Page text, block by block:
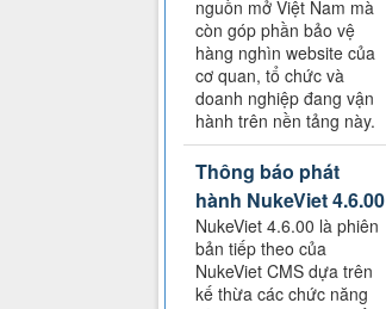
nguồn mở Việt Nam mà
còn góp phần bảo vệ
hàng nghìn website của
cơ quan, tổ chức và
doanh nghiệp đang vận
hành trên nền tảng này.
Thông báo phát
hành NukeViet 4.6.00
NukeViet 4.6.00 là phiên
bản tiếp theo của
NukeViet CMS dựa trên
kế thừa các chức năng